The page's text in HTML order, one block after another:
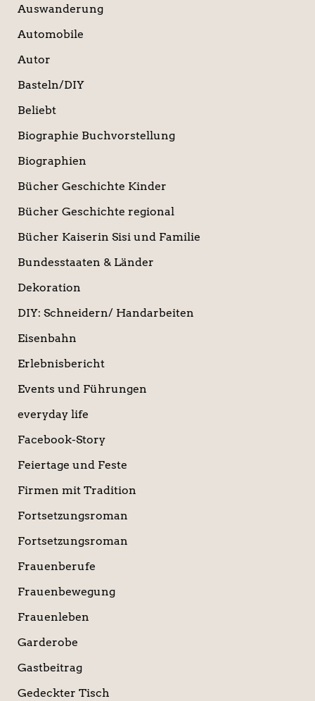
Auswanderung
Automobile
Autor
Basteln/DIY
Beliebt
Biographie Buchvorstellung
Biographien
Bücher Geschichte Kinder
Bücher Geschichte regional
Bücher Kaiserin Sisi und Familie
Bundesstaaten & Länder
Dekoration
DIY: Schneidern/ Handarbeiten
Eisenbahn
Erlebnisbericht
Events und Führungen
everyday life
Facebook-Story
Feiertage und Feste
Firmen mit Tradition
Fortsetzungsroman
Fortsetzungsroman
Frauenberufe
Frauenbewegung
Frauenleben
Garderobe
Gastbeitrag
Gedeckter Tisch